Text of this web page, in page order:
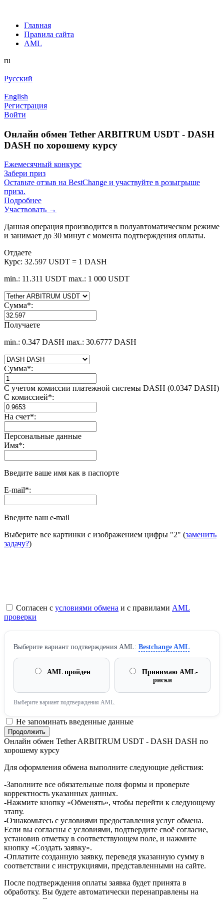
Главная
Правила сайта
AML
ru
Русский
English
Регистрация
Войти
Онлайн обмен Tether ARBITRUM USDT - DASH
DASH по хорошему курсу
Ежемесячный конкурс
Забери приз
Оставьте отзыв на BestChange и участвуйте в розыгрыше
приза.
Подробнее
Участвовать →
Данная операция производится в полуавтоматическом режиме
и занимает до 30 минут с момента подтверждения оплаты.
Отдаете
Курс: 32.597 USDT = 1 DASH
min.: 11.311 USDT max.: 1 000 USDT
Сумма*:
Получаете
min.: 0.347 DASH max.: 30.6777 DASH
Сумма*:
С учетом комиссии платежной системы DASH (0.0347 DASH)
С комиссией*:
На счет*:
Персональные данные
Имя*:
Введите ваше имя как в паспорте
E-mail*:
Введите ваш e-mail
Выберите все картинки с изображением цифры "2" (заменить
задачу?)
Согласен с условиями обмена и с правилами AML
проверки
Выберите вариант подтверждения AML: Bestchange AML
AML пройден
Принимаю AML-
риски
Выберите вариант подтверждения AML.
Не запоминать введенные данные
Онлайн обмен Tether ARBITRUM USDT - DASH DASH по
хорошему курсу
Для оформления обмена выполните следующие действия:
-Заполните все обязательные поля формы и проверьте
корректность указанных данных.
-Нажмите кнопку «Обменять», чтобы перейти к следующему
этапу.
-Ознакомьтесь с условиями предоставления услуг обмена.
Если вы согласны с условиями, подтвердите своё согласие,
установив отметку в соответствующем поле, и нажмите
кнопку «Создать заявку».
-Оплатите созданную заявку, переведя указанную сумму в
соответствии с инструкциями, представленными на сайте.
После подтверждения оплаты заявка будет принята в
обработку. Вы будете автоматически перенаправлены на